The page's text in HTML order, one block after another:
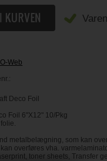
Web
Deco Foil
Foil 6"X12" 10/Pkg
metalbelægning, som kan
overføres vha.
toner sheets, Transfer